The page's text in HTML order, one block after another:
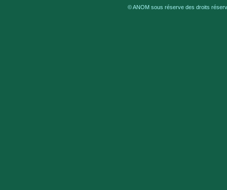
© ANOM sous réserve des droits